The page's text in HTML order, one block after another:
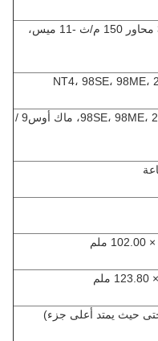
مقاومة الصدمات: 3 محاور 150 م/ث -11 ميس،
USB: وين 98SE، 98ME، 2000، XP، ماك أوس9 /